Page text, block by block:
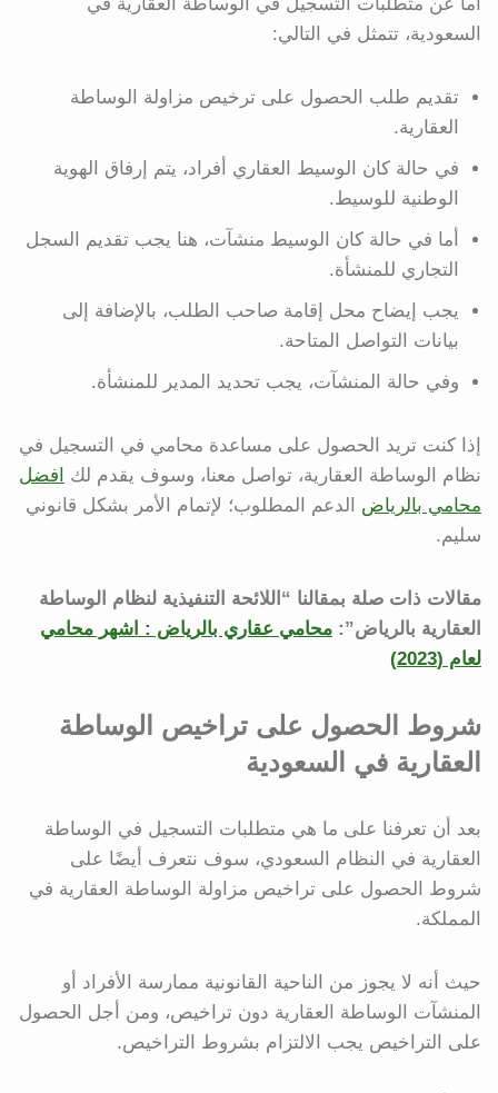
السعودية، تتمثل في التالي:
تقديم طلب الحصول على ترخيص مزاولة الوساطة
العقارية.
في حالة كان الوسيط العقاري أفراد، يتم إرفاق الهوية
الوطنية للوسيط.
أما في حالة كان الوسيط منشآت، هنا يجب تقديم السجل
التجاري للمنشأة.
يجب إيضاح محل إقامة صاحب الطلب، بالإضافة إلى
بيانات التواصل المتاحة.
وفي حالة المنشآت، يجب تحديد المدير للمنشأة.
إذا كنت تريد الحصول على مساعدة محامي في التسجيل في
نظام الوساطة العقارية، تواصل معنا، وسوف يقدم لك
افضل
محامي بالرياض الدعم المطلوب؛ لإتمام الأمر بشكل قانوني
سليم.
مقالات ذات صلة بمقالنا “اللائحة التنفيذية لنظام الوساطة
العقارية بالرياض”: محامي عقاري بالرياض : اشهر محامي
لعام (2023)
شروط الحصول على تراخيص الوساطة
العقارية في السعودية
بعد أن تعرفنا على ما هي متطلبات التسجيل في الوساطة
العقارية في النظام السعودي، سوف نتعرف أيضًا على
شروط الحصول على تراخيص مزاولة الوساطة العقارية في
المملكة.
حيث أنه لا يجوز من الناحية القانونية ممارسة الأفراد أو
المنشآت الوساطة العقارية دون تراخيص، ومن أجل الحصول
على التراخيص يجب الالتزام بشروط التراخيص.